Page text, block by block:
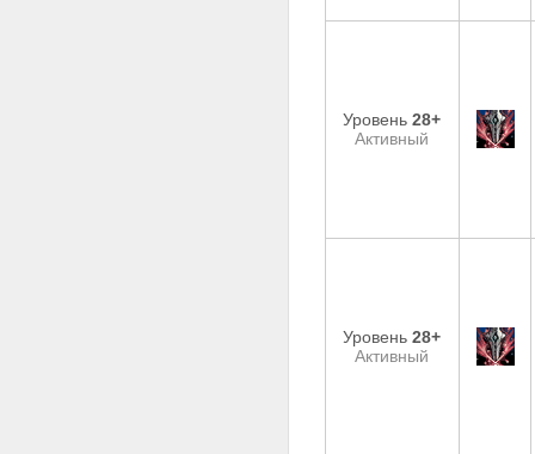
Уровень28+
Активный
Уровень28+
Активный